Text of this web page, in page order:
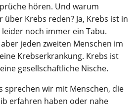
hören. Und warum
Krebs reden? Ja, Krebs ist in
noch immer ein Tabu.
jeden zweiten Menschen im
Krebserkrankung. Krebs ist
gesellschaftliche Nische.
sprechen wir mit Menschen, die
erfahren haben oder nahe